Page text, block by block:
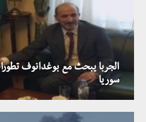
الجربا يبحث مع بوغدانوف
سوريا